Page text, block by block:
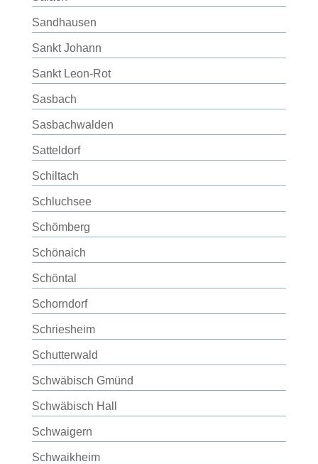
Sandhausen
Sankt Johann
Sankt Leon-Rot
Sasbach
Sasbachwalden
Satteldorf
Schiltach
Schluchsee
Schömberg
Schönaich
Schöntal
Schorndorf
Schriesheim
Schutterwald
Schwäbisch Gmünd
Schwäbisch Hall
Schwaigern
Schwaikheim